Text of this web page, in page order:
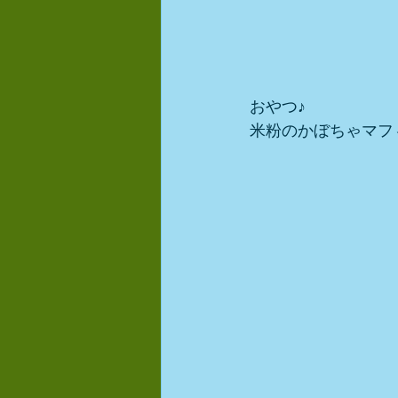
おやつ♪
米粉のかぼちゃマフ